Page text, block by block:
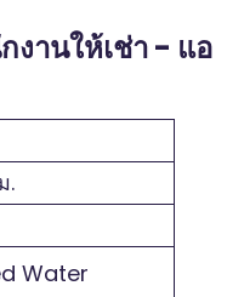
งานให้เช่า - แอ
.
Water